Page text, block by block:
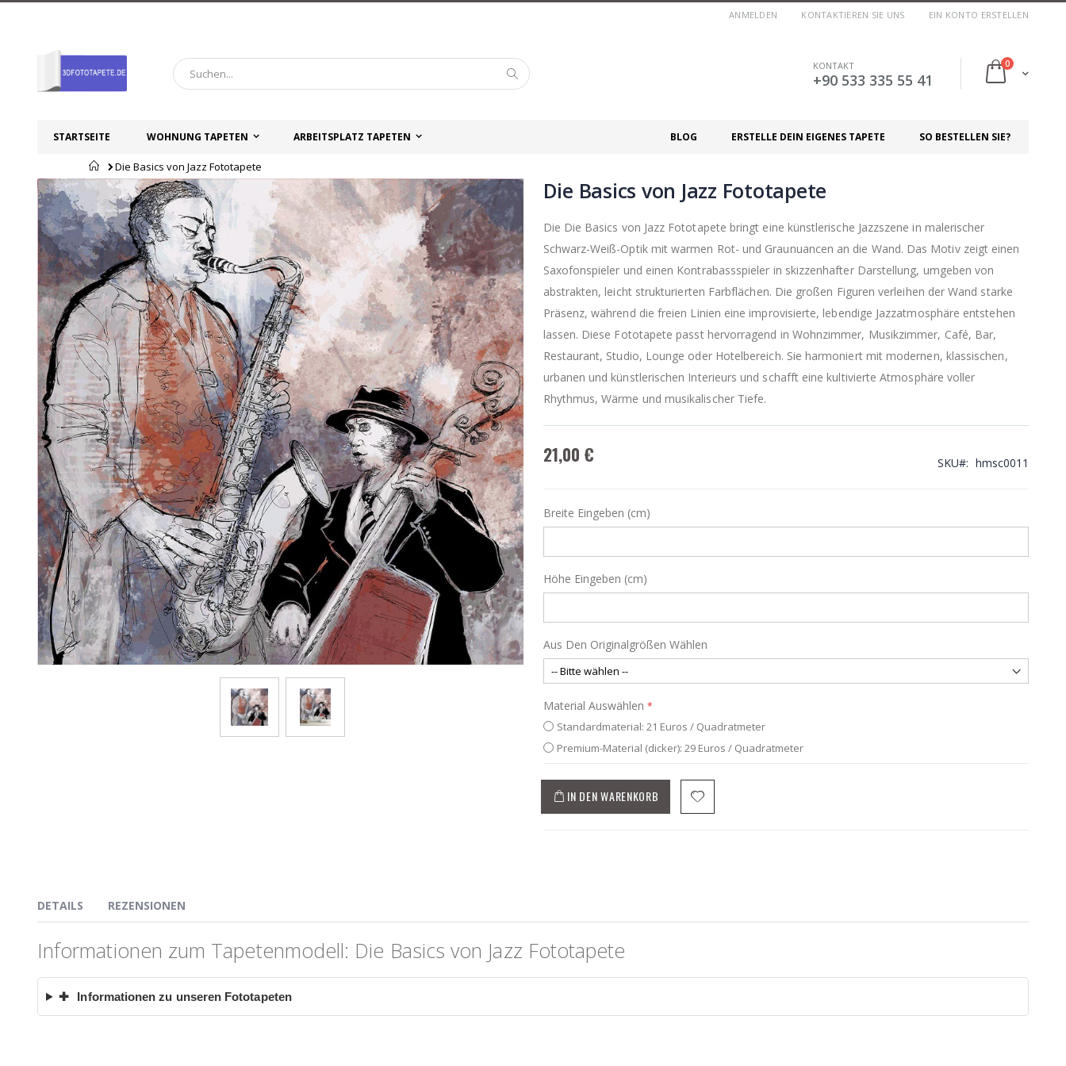
ANMELDEN KONTAKTIEREN SIE UNS EIN KONTO ERSTELLEN
Cart
0Artikel
Suche KONTAKT
+90 533 335 55 41
STARTSEITE WOHNUNG TAPETEN ARBEITSPLATZ TAPETEN SO BESTELLEN SIE?
ERSTELLE DEIN EIGENES TAPETE
BLOG
Startseite
Die Basics von Jazz Fototapete
Zum
Ende
der
Bildgalerie
springen
Zum
Anfang
der
Bildgalerie
springen
Die Basics von Jazz Fototapete
Die Die Basics von Jazz Fototapete bringt eine künstlerische Jazzszene in malerischer
Schwarz-Weiß-Optik mit warmen Rot- und Graunuancen an die Wand. Das Motiv zeigt einen
Saxofonspieler und einen Kontrabassspieler in skizzenhafter Darstellung, umgeben von
abstrakten, leicht strukturierten Farbflächen. Die großen Figuren verleihen der Wand starke
Präsenz, während die freien Linien eine improvisierte, lebendige Jazzatmosphäre entstehen
lassen. Diese Fototapete passt hervorragend in Wohnzimmer, Musikzimmer, Café, Bar,
Restaurant, Studio, Lounge oder Hotelbereich. Sie harmoniert mit modernen, klassischen,
urbanen und künstlerischen Interieurs und schafft eine kultivierte Atmosphäre voller
Rhythmus, Wärme und musikalischer Tiefe.
21,00 € SKU hmsc0011
Breite Eingeben (cm)
Höhe Eingeben (cm)
Aus Den Originalgrößen Wählen
Material Auswählen
Standardmaterial: 21 Euros / Quadratmeter
Premium-Material (dicker): 29 Euros / Quadratmeter
IN DEN WARENKORB
DETAILS
Informationen zum Tapetenmodell: Die Basics von Jazz Fototapete
✚ Informationen zu unseren Fototapeten
REZENSIONEN